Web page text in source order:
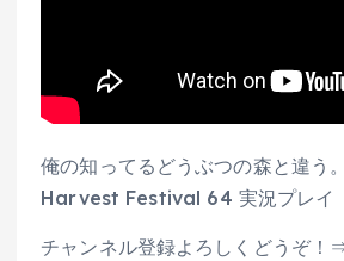
俺の知ってるどうぶつの森と違う。
Harvest Festival 64 実況プレイ
チャンネル登録よろしくどうぞ！